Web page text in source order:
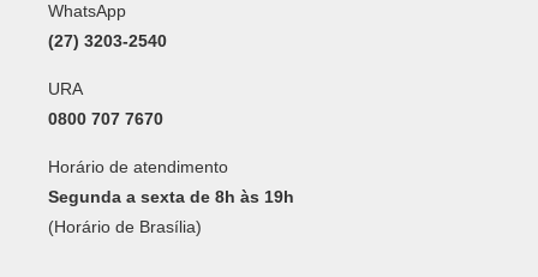
WhatsApp
(27) 3203-2540
URA
0800 707 7670
Horário de atendimento
Segunda a sexta de 8h às 19h
(Horário de Brasília)